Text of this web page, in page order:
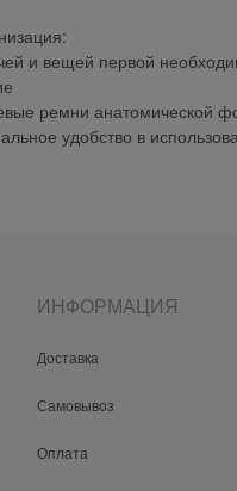
и вещей первой
ремни анатомической
удобство в
ИНФОРМАЦИЯ
Доставка
Самовывоз
Оплата